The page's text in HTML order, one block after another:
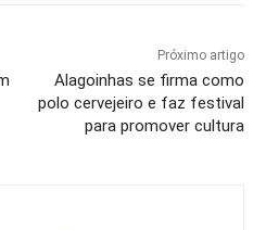
Próximo artigo
Alagoinhas se firma como
polo cervejeiro e faz festival
para promover cultura